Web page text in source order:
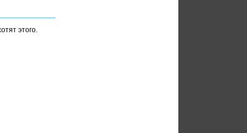
этого.